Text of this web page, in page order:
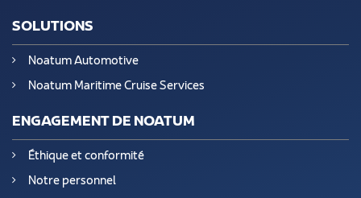
SOLUTIONS
Noatum Automotive
Noatum Maritime Cruise Services
ENGAGEMENT DE NOATUM
Éthique et conformité
Notre personnel